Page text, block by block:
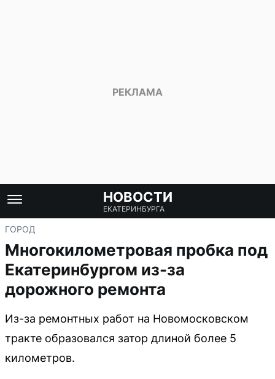
НОВОСТИ
ЕКАТЕРИНБУРГА
ГОРОД
Многокилометровая пробка под
Екатеринбургом из-за
дорожного ремонта
Из-за ремонтных работ на Новомосковском
тракте образовался затор длиной более 5
километров.